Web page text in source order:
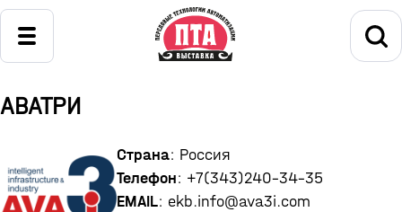
АВАТРИ
Страна: Россия
Телефон: +7(343)240-34-35
EMAIL: ekb.info@ava3i.com